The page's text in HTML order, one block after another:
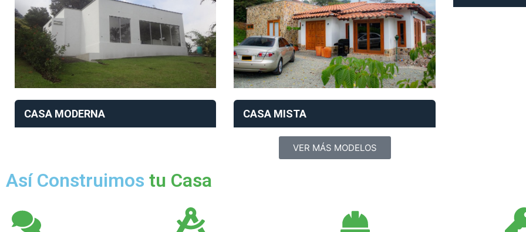
CASA MODERNA CASA MISTA
VER MÁS MODELOS
Así Construimos tu Casa